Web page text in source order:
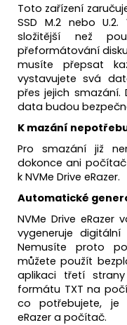
Toto zařízení
SSD M.2 nebo
složitější než
přeformátování
musíte přepsat
vystavujete svá
přes jejich smazání.
data budou
K mazání
Pro smazání již
dokonce ani
k NVMe Drive eRazer.
Automatické
NVMe Drive eRazer
vygeneruje
Nemusíte proto
můžete použít
aplikaci třetí
formátu TXT na
co potřebujete, je
eRazer a počítač.